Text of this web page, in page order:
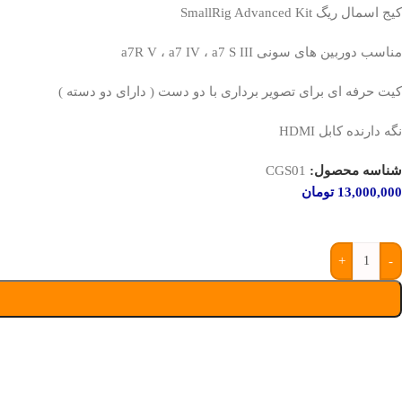
کیج اسمال ریگ SmallRig Advanced Kit
مناسب دوربین های سونی a7R V ، a7 IV ، a7 S III
کیت حرفه ای برای تصویر برداری با دو دست ( دارای دو دسته )
نگه دارنده کابل HDMI
شناسه محصول: CGS01
13,000,000 تومان
-
+